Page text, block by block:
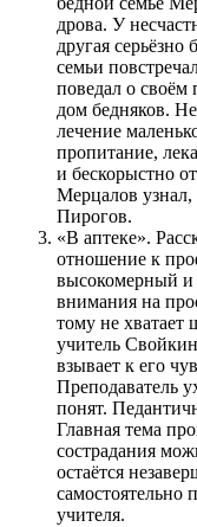
дрова. У
другая серьёзно
семьи
поведал о своём
дом бедняков.
лечение
пропитание,
и бескорыстно
Мерцалов
Пирогов.
«В аптеке».
отношение к
высокомерный и
внимания на
тому не
учитель
взывает к его
Преподаватель
понят.
Главная тема
сострадания
остаётся
самостоятельно
учителя.